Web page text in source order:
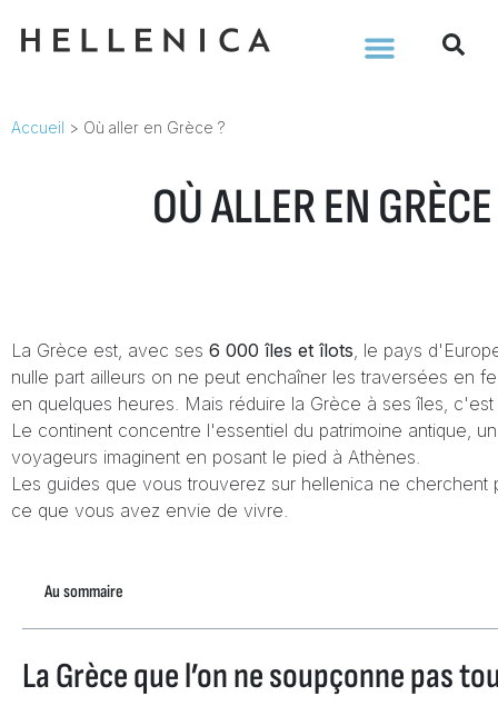
Accueil > Où aller en Grèce ?
OÙ ALLER EN
La Grèce est, avec ses 6 000 îles et îlots, le pays
nulle part ailleurs on ne peut enchaîner les traversées en
en quelques heures. Mais réduire la Grèce à ses îles,
Le continent concentre l'essentiel du patrimoine antique,
voyageurs imaginent en posant le pied à Athènes.
Les guides que vous trouverez sur hellenica ne
ce que vous avez envie de vivre.
Au sommaire
La Grèce que l’on ne soupçonne pas